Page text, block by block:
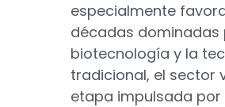
especialmente
décadas dominadas
biotecnología y la
tradicional, el sector
etapa impulsada por